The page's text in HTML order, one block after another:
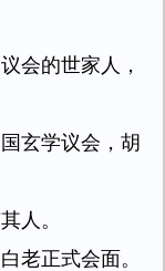
会的世家人，
玄学议会，胡
人。
老正式会面。